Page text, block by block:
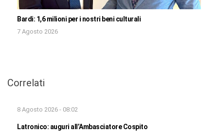
Bardi: 1,6 milioni per i nostri beni culturali
7 Agosto 2026
Correlati
8 Agosto 2026 - 08:02
Latronico: auguri all’Ambasciatore Cospito